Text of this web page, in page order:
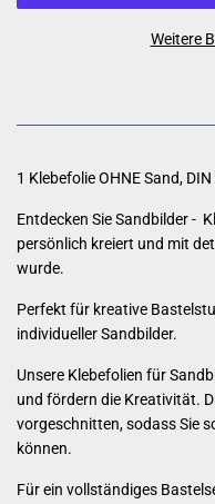
Weitere
1 Klebefolie OHNE Sand,
Entdecken Sie Sandbilder -
persönlich kreiert und mit
wurde.
Perfekt für kreative
individueller Sandbilder.
Unsere Klebefolien für
und fördern die Kreativität.
vorgeschnitten, sodass Sie
können.
Für ein vollständiges